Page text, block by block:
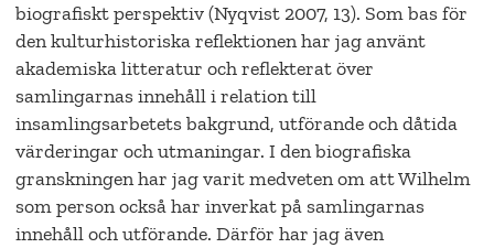
biografiskt perspektiv (Nyqvist 2007, 13). Som bas för
den kulturhistoriska reflektionen har jag använt
akademiska litteratur och reflekterat över
samlingarnas innehåll i relation till
insamlingsarbetets bakgrund, utförande och dåtida
värderingar och utmaningar. I den biografiska
granskningen har jag varit medveten om att Wilhelm
som person också har inverkat på samlingarnas
innehåll och utförande. Därför har jag även